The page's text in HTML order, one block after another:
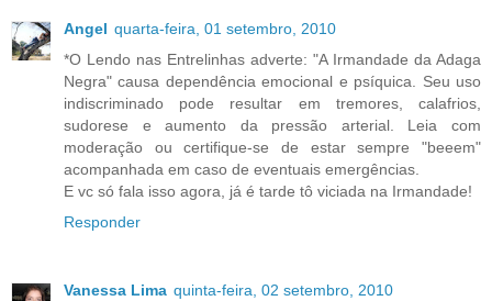
Angel quarta-feira, 01 setembro, 2010
*O Lendo nas Entrelinhas adverte: "A Irmandade da Adaga
Negra" causa dependência emocional e psíquica. Seu uso
indiscriminado pode resultar em tremores, calafrios,
sudorese e aumento da pressão arterial. Leia com
moderação ou certifique-se de estar sempre "beeem"
acompanhada em caso de eventuais emergências.
E vc só fala isso agora, já é tarde tô viciada na Irmandade!
Responder
Vanessa Lima quinta-feira, 02 setembro, 2010